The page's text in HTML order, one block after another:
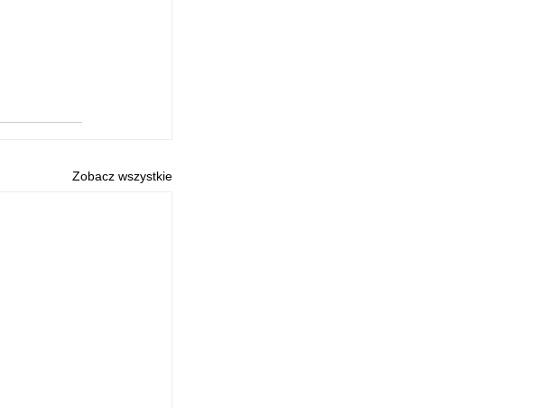
Zobacz wszystkie